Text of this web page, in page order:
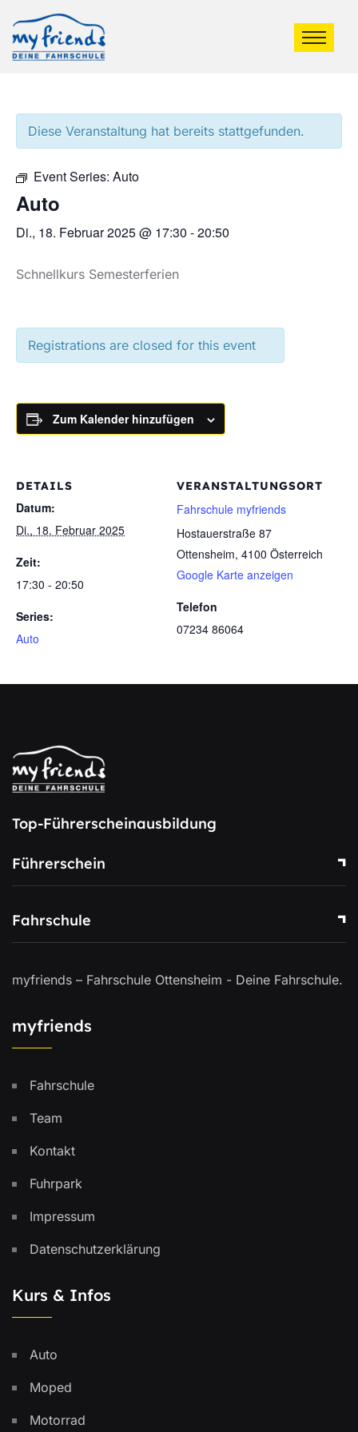
Diese Veranstaltung hat bereits stattgefunden.
Event Series: Auto
Auto
Di., 18. Februar 2025 @ 17:30 -20:50
Schnellkurs Semesterferien
Registrations are closed for this event
Zum Kalender hinzufügen
DETAILS
Datum:
Di., 18. Februar 2025
Zeit:
17:30 - 20:50
Series:
Auto
VERANSTALTUNGSORT
Fahrschule myfriends
Hostauerstraße 87
Ottensheim, 4100 Österreich
Google Karte anzeigen
Telefon
07234 86064
Top-Führerscheinausbildung
Führerschein
Fahrschule
myfriends – Fahrschule Ottensheim - Deine Fahrschule.
myfriends
Fahrschule
Team
Kontakt
Fuhrpark
Impressum
Datenschutzerklärung
Kurs & Infos
Auto
Moped
Motorrad